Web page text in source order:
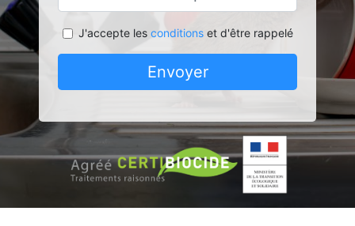
J'accepte les conditionset d'être rappelé
Envoyer